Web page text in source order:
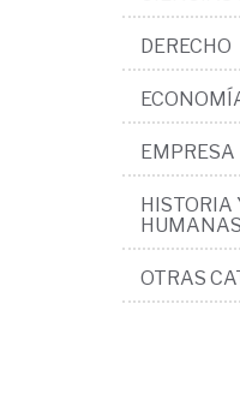
DERECHO
EMPRESA
HISTORIA
HUMANAS
OTRAS